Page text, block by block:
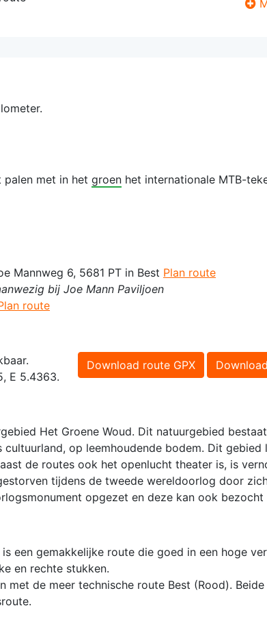
palen met in het groen het internationale MTB-
Mannweg 6, 5681 PT in Best Plan route
bij Joe Mann Paviljoen
route
Download route GPX
E 5.4363.
Het Groene Woud. Dit natuurgebied
op leemhoudende bodem. Dit
de routes ook het openlucht theater is, is
tijdens de tweede wereldoorlog door
opgezet en deze kan ook bezocht
een gemakkelijke route die goed in een hoge
en rechte stukken.
met de meer technische route Best (Rood).